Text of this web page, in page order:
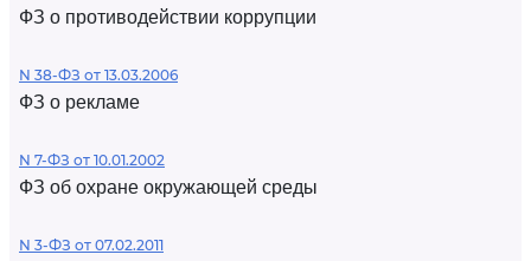
ФЗ о противодействии коррупции
N 38-ФЗ от 13.03.2006
ФЗ о рекламе
N 7-ФЗ от 10.01.2002
ФЗ об охране окружающей среды
N 3-ФЗ от 07.02.2011